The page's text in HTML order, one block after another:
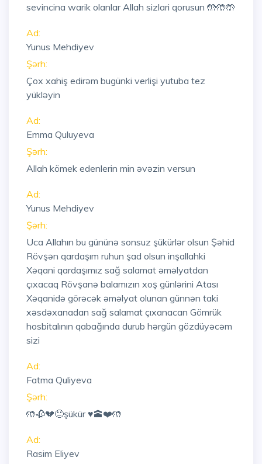
sevincina warik olanlar Allah sizlari qorusun 🤲🤲🤲
Ad:
Yunus Mehdiyev
Şərh:
Çox xahiş edirəm bugünki verlişi yutuba tez
yükləyin
Ad:
Emma Quluyeva
Şərh:
Allah kömek edenlerin min əvəzin versun
Ad:
Yunus Mehdiyev
Şərh:
Uca Allahın bu gününə sonsuz şükürlər olsun Şəhid
Rövşən qardaşım ruhun şad olsun inşallahki
Xəqani qardaşımız sağ salamat əməlyatdan
çıxacaq Rövşanə balamızın xoş günlərini Atası
Xəqanidə görəcək əməlyat olunan günnən taki
xəsdəxanadan sağ salamat çıxanacan Gömrük
hosbitalının qabağında durub hərgün gözdüyəcəm
sizi
Ad:
Fatma Quliyeva
Şərh:
🤲🥀💔😞şükür ♥️🕋❤️🤲
Ad:
Rasim Eliyev